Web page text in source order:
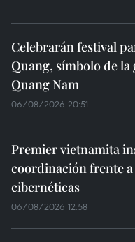
Celebrarán festival
Quang, símbolo de
Quang Nam
06/08/2026 20:51
Premier vietnamita
coordinación frente a
cibernéticas
06/08/2026 12:58